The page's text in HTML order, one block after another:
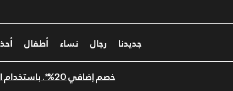
جديدنا رجال نساء أطفال
خصم إضافي 20%*. باستخدام الكود EXTRA20